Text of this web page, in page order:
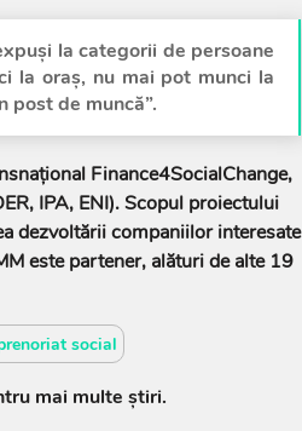
la categorii de persoane
la oraș, nu mai pot munci la
post de muncă”.
Finance4SocialChange,
IPA, ENI). Scopul proiectului
dezvoltării companiilor interesate
este partener, alături de alte 19
social
mai multe știri.